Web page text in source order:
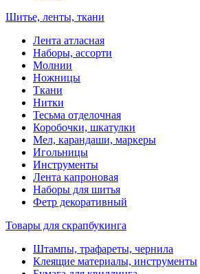
Шитье, ленты, ткани
Лента атласная
Наборы, ассорти
Молнии
Ножницы
Ткани
Нитки
Тесьма отделочная
Коробочки, шкатулки
Мел, карандаши, маркеры
Игольницы
Инструменты
Лента капроновая
Наборы для шитья
Фетр декоративный
Товары для скрапбукинга
Штампы, трафареты, чернила
Клеящие материалы, инструменты